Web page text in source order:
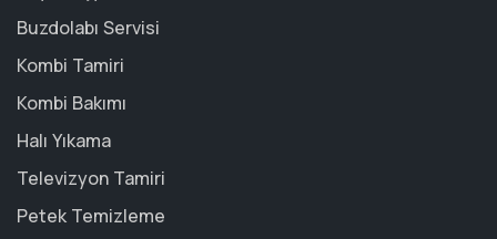
Buzdolabı Servisi
Kombi Tamiri
Kombi Bakımı
Halı Yıkama
Televizyon Tamiri
Petek Temizleme